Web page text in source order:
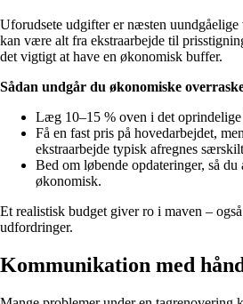
Uforudsete udgifter er næsten
kan være alt fra ekstraarbejde til
det vigtigt at have en økonomisk buffer.
Sådan undgår du økonomiske
Læg 10–15 % oven i det oprindelige
Få en fast pris på hovedarbejdet,
ekstraarbejde typisk afregnes
Bed om løbende opdateringer, så
økonomisk.
Et realistisk budget giver ro i maven –
udfordringer.
Kommunikation med